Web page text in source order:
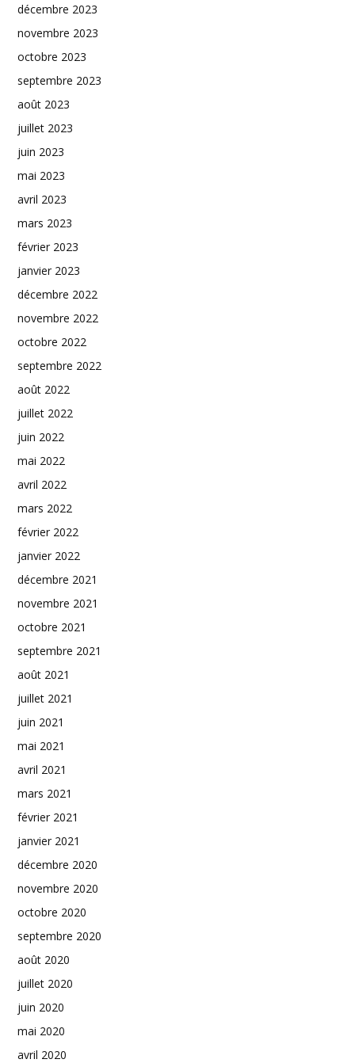
décembre 2023
novembre 2023
octobre 2023
septembre 2023
août 2023
juillet 2023
juin 2023
mai 2023
avril 2023
mars 2023
février 2023
janvier 2023
décembre 2022
novembre 2022
octobre 2022
septembre 2022
août 2022
juillet 2022
juin 2022
mai 2022
avril 2022
mars 2022
février 2022
janvier 2022
décembre 2021
novembre 2021
octobre 2021
septembre 2021
août 2021
juillet 2021
juin 2021
mai 2021
avril 2021
mars 2021
février 2021
janvier 2021
décembre 2020
novembre 2020
octobre 2020
septembre 2020
août 2020
juillet 2020
juin 2020
mai 2020
avril 2020